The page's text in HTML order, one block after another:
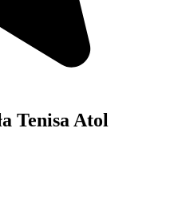
Tenisa Atol